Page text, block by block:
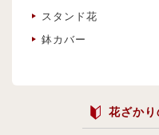
スタンド花
鉢カバー
花ざか